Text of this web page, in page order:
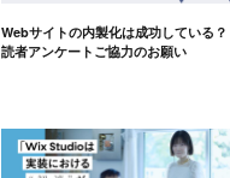
Webサイトの内製化は成功している？
読者アンケートご協力のお願い